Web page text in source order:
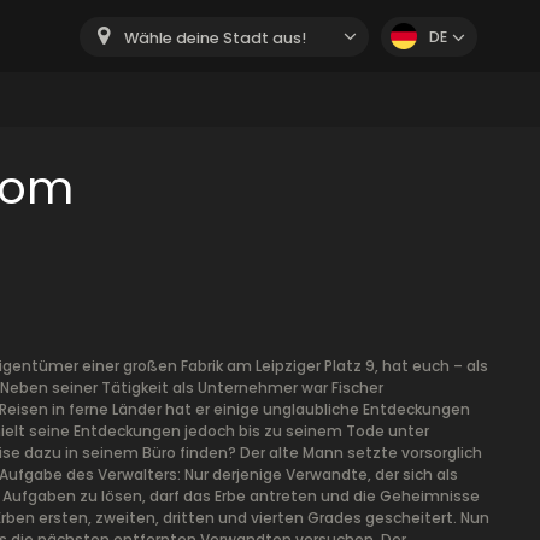
Wähle deine Stadt aus! DE
einer großen Fabrik am Leipziger Platz 9, hat euch – als
seiner Tätigkeit als Unternehmer war Fischer
in ferne Länder hat er einige unglaubliche Entdeckungen
seine Entdeckungen jedoch bis zu seinem Tode unter
dazu in seinem Büro finden? Der alte Mann setzte vorsorglich
des Verwalters: Nur derjenige Verwandte, der sich als
zu lösen, darf das Erbe antreten und die Geheimnisse
ersten, zweiten, dritten und vierten Grades gescheitert. Nun